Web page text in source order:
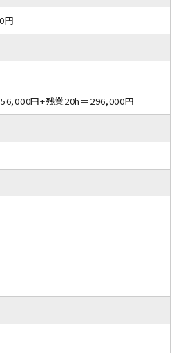
円
円+残業20h＝296,000円